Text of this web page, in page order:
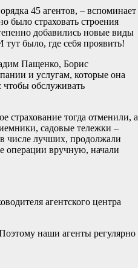
45 агентов, – вспоминает
было страховать строения
добавились новые виды
тут было, где себя проявить!
Пащенко, Борис
и услугам, которые она
чтобы обслуживать
страхование тогда отменили, а
садовые тележки –
числе лучших, продолжали
операции вручную, начали
агентского центра
наши агенты регулярно